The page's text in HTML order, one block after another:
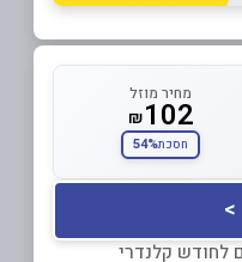
מחיר מוזל
₪102
חסכת54%